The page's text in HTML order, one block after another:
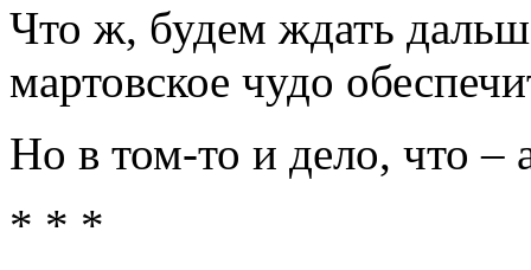
Что ж, будем ждать
мартовское чудо
Но в том-то и дело, что –
* * *